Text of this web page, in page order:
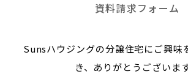
資料請求フォーム
Sunsハウジングの分譲住宅にご興味
き、ありがとうございます